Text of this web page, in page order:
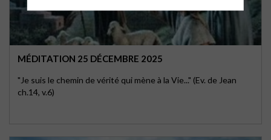
MÉDITATION 25 DÉCEMBRE 2025
"Je suis le chemin de vérité qui mène à la Vie..." (Ev. de Jean
ch.14, v.6)